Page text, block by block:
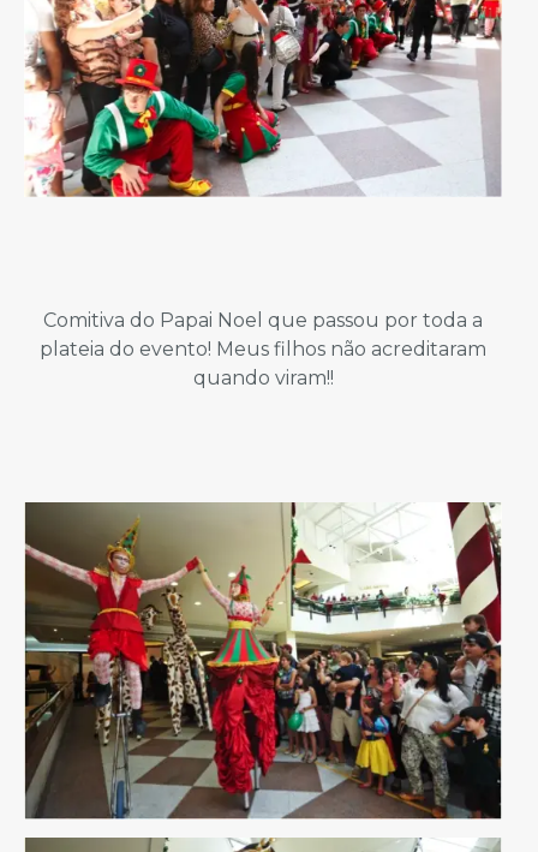
Comitiva do Papai Noel que passou por toda a
plateia do evento! Meus filhos não acreditaram
quando viram!!